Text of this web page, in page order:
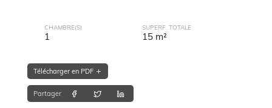
CHAMBRE(S)
1
SUPERF. TOTALE
15 m²
Télécharger en PDF
Partager